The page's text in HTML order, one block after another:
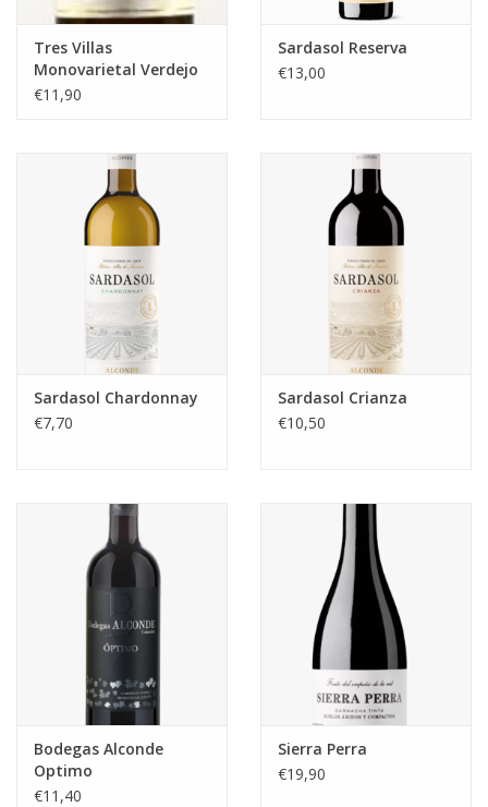
Tres Villas
Monovarietal Verdejo
Rueda
€11,90
Sardasol Reserva
€13,00
Sardasol Chardonnay
€7,70
Sardasol Crianza
€10,50
Bodegas Alconde
Optimo
€11,40
Sierra Perra
€19,90